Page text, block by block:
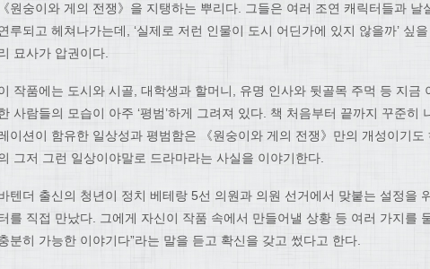
《원숭이와 게의 전쟁》을 지탱하는 뿌리다. 그들은 여러 조연 캐릭터들과 날
루되고 헤쳐나가는데, ‘실제로 저런 인물이 도시 어딘가에 있지 않을까’ 싶
묘사가 압권이다.
작품에는 도시와 시골, 대학생과 할머니, 유명 인사와 뒷골목 주먹 등 지금
사람들의 모습이 아주 ‘평범’하게 그려져 있다. 책 처음부터 끝까지 꾸준히
이션이 함유한 일상성과 평범함은 《원숭이와 게의 전쟁》만의 개성이기도
그저 그런 일상이야말로 드라마라는 사실을 이야기한다.
텐더 출신의 청년이 정치 베테랑 5선 의원과 의원 선거에서 맞붙는 설정을
를 직접 만났다. 그에게 자신이 작품 속에서 만들어낼 상황 등 여러 가지를
분히 가능한 이야기다”라는 말을 듣고 확신을 갖고 썼다고 한다.